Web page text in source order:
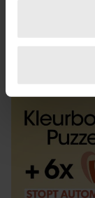
scannen
verwerkt en
intrekken in de
We gebruiken
en om ons
informatie